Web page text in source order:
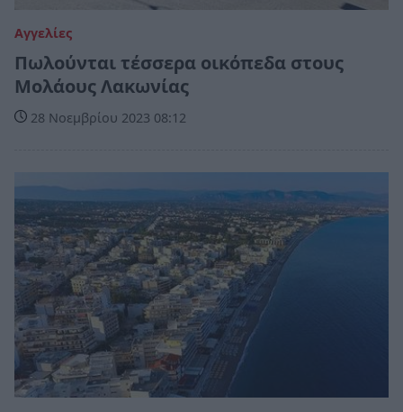
Αγγελίες
Πωλούνται τέσσερα οικόπεδα στους
Μολάους Λακωνίας
28 Νοεμβρίου 2023 08:12